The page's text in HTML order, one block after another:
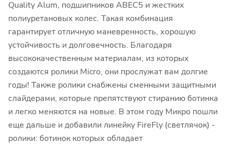
Quality Alum, подшипников ABEC5 и жестких
полиуретановых колес. Такая комбинация
гарантирует отличную маневренность, хорошую
устойчивость и долговечность. Благодаря
высококачественным материалам, из которых
создаются ролики Micro, они прослужат вам долгие
годы! Также ролики снабжены сменными защитными
слайдерами, которые препятствуют стиранию ботинка
и легко меняются на новые. В этом году Микро пошли
еще дальше и добавили линейку FireFly (светлячок) -
ролики: ботинок которых обладает